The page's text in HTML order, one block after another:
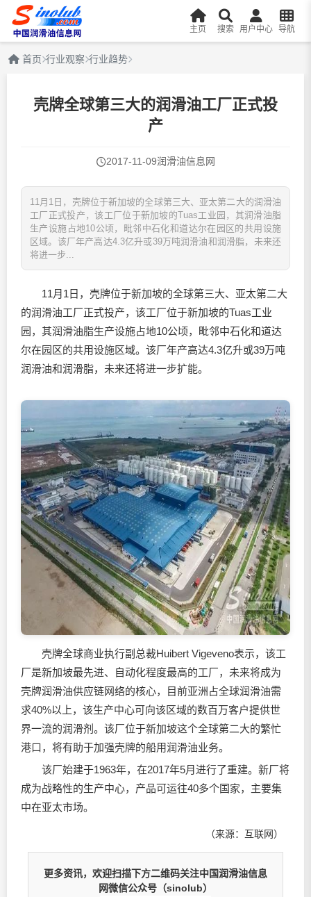
主页 搜索 用户中心 导航
首页 行业观察 行业趋势
壳牌全球第三大的润滑油工厂正式投
产
2017-11-09润滑油信息网
11月1日，壳牌位于新加坡的全球第三大、亚太第二大的润滑油
工厂正式投产，该工厂位于新加坡的Tuas工业园，其润滑油脂
生产设施占地10公顷，毗邻中石化和道达尔在园区的共用设施
区域。该厂年产高达4.3亿升或39万吨润滑油和润滑脂，未来还
将进一步...
11月1日，壳牌位于新加坡的全球第三大、亚太第二大
的润滑油工厂正式投产，该工厂位于新加坡的Tuas工业
园，其润滑油脂生产设施占地10公顷，毗邻中石化和道达
尔在园区的共用设施区域。该厂年产高达4.3亿升或39万吨
润滑油和润滑脂，未来还将进一步扩能。
壳牌全球商业执行副总裁Huibert Vigeveno表示，该工
厂是新加坡最先进、自动化程度最高的工厂，未来将成为
壳牌润滑油供应链网络的核心，目前亚洲占全球润滑油需
求40%以上，该生产中心可向该区域的数百万客户提供世
界一流的润滑剂。该厂位于新加坡这个全球第二大的繁忙
港口，将有助于加强壳牌的船用润滑油业务。
该厂始建于1963年，在2017年5月进行了重建。新厂将
成为战略性的生产中心，产品可运往40多个国家，主要集
中在亚太市场。
（来源：互联网）
更多资讯，欢迎扫描下方二维码关注中国润滑油信息
网微信公众号（sinolub）